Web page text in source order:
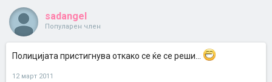
sadangel
Популарен член
Полицијата пристигнува откако се ќе се реши...
12 март 2011